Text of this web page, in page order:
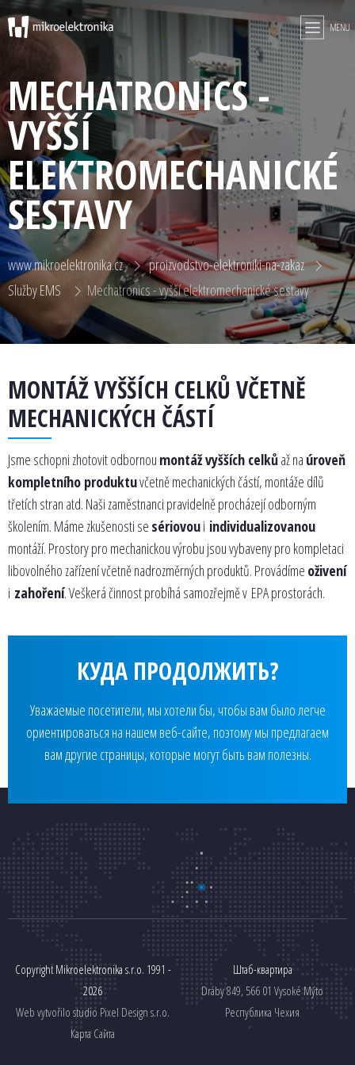
MENU
MECHATRONICS -
VYŠŠÍ
ELEKTROMECHANICKÉ
SESTAVY
www.mikroelektronika.cz
proizvodstvo-elektroniki-na-zakaz
Služby EMS
Mechatronics - vyšší elektromechanické sestavy
MONTÁŽ VYŠŠÍCH CELKŮ VČETNĚ
MECHANICKÝCH ČÁSTÍ
Jsme schopni zhotovit odbornou montáž vyšších celkůaž na úroveň
kompletního produktuvčetně mechanických částí, montáže dílů
třetích stran atd. Naši zaměstnanci pravidelně procházejí odborným
školením. Máme zkušenosti se sériovoui individualizovanou
montáží. Prostory pro mechanickou výrobu jsou vybaveny pro kompletaci
libovolného zařízení včetně nadrozměrných produktů. Provádíme oživení
i zahoření. Veškerá činnost probíhá samozřejmě v EPA prostorách.
КУДА ПРОДОЛЖИТЬ?
Уважаемые посетители, мы хотели бы, чтобы вам было легче
ориентироваться на нашем веб-сайте, поэтому мы предлагаем
вам другие страницы, которые могут быть вам полезны.
Copyright Mikroelektronika s.r.o. 1991 -
2026
Web vytvořilo studio Pixel Design s.r.o.
Карта Сайта
Штаб-квартира
Dráby 849, 566 01 Vysoké Mýto
Республика Чехия